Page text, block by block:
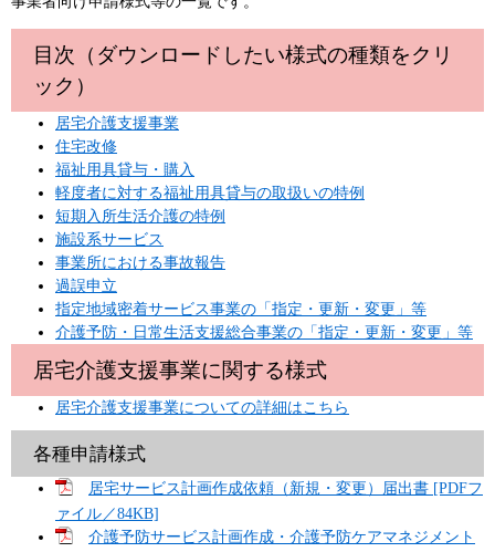
目次（ダウンロードしたい様式の種類をクリ
ック）
居宅介護支援事業
住宅改修
福祉用具貸与・購入
軽度者に対する福祉用具貸与の取扱いの特例
短期入所生活介護の特例
施設系サービス
事業所における事故報告
過誤申立
指定地域密着サービス事業の「指定・更新・変更」等
介護予防・日常生活支援総合事業の「指定・更新・変更」等
居宅介護支援事業に関する様式
居宅介護支援事業についての詳細はこちら
各種申請様式
居宅サービス計画作成依頼（新規・変更）届出書 [PDFフ
ァイル／84KB]
介護予防サービス計画作成・介護予防ケアマネジメント